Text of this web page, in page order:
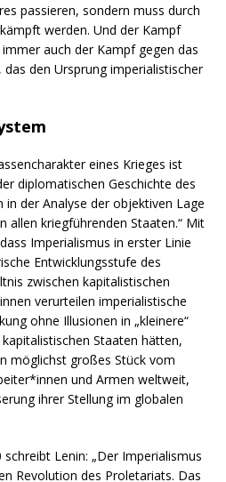
passieren, sondern muss durch
werden. Und der Kampf
auch der Kampf gegen das
den Ursprung imperialistischer
eines Krieges ist
diplomatischen Geschichte des
in der Analyse der objektiven Lage
allen kriegführenden Staaten.“ Mit
Imperialismus in erster Linie
Entwicklungsstufe des
zwischen kapitalistischen
verurteilen imperialistische
ohne Illusionen in „kleinere“
Staaten hätten,
möglichst großes Stück vom
und Armen weltweit,
ihrer Stellung im globalen
Lenin: „Der Imperialismus
Revolution des Proletariats. Das